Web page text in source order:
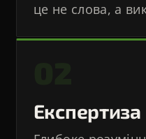
це не слова, а
Експертиза